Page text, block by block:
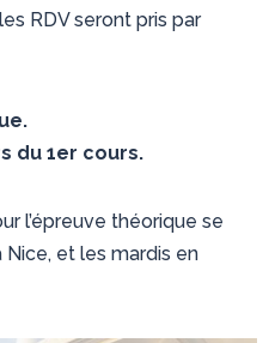
RDV seront pris par
du 1er cours.
l’épreuve théorique se
et les mardis en